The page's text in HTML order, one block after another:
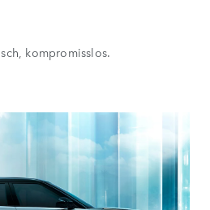
kompromisslos.